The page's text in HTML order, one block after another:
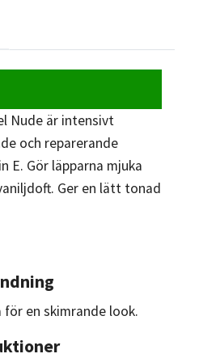
Nude är intensivt
och reparerande
E. Gör läpparna mjuka
Ger en lätt tonad
för en skimrande look.